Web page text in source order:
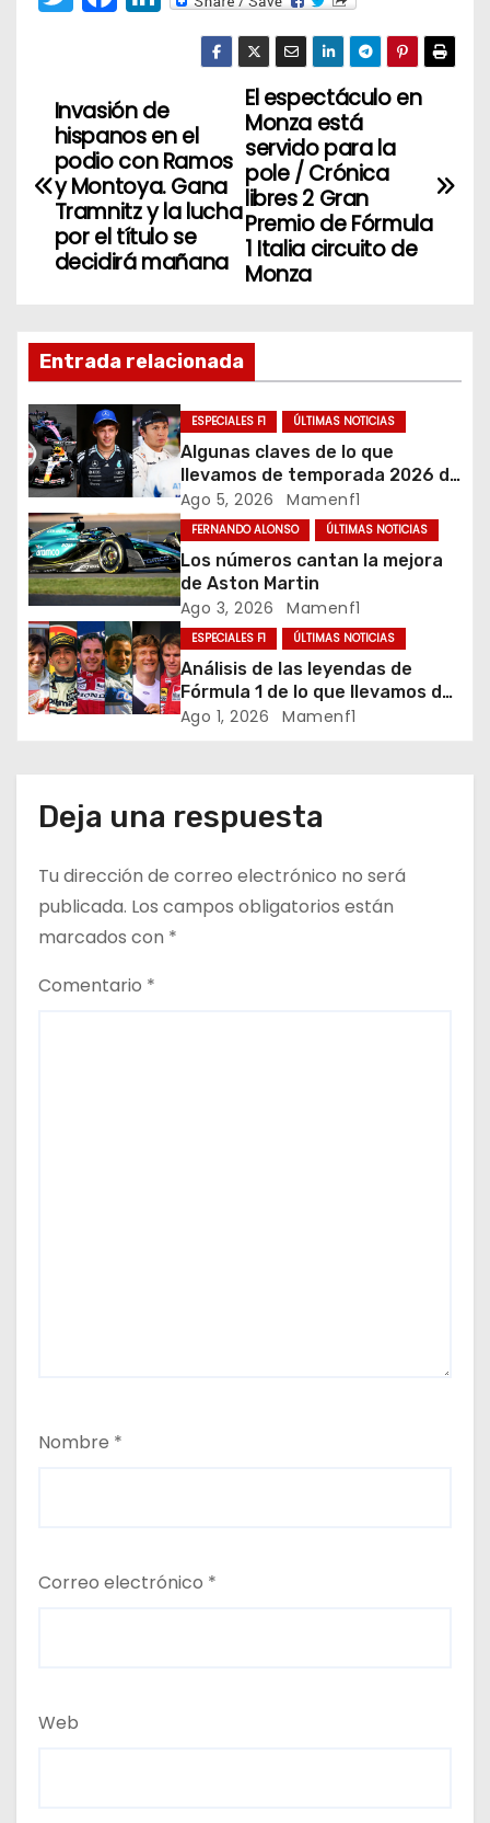
w
er
a
e
b
o
o
k
e
dI
n
N
v
a
c
i
ó
n
d
e
e
n
r
d
a
s
El espectáculo en
Monza está
servido para la
pole / Crónica
libres 2 Gran
Premio de Fórmula
1 Italia circuito de
Monza
Invasión de
hispanos en el
podio con Ramos
y Montoya. Gana
Tramnitz y la lucha
por el título se
decidirá mañana
Entrada relacionada
ESPECIALES F1 ÚLTIMAS NOTICIAS
Algunas claves de lo que
llevamos de temporada 2026 de
Fórmula 1
Ago 5, 2026 Mamenf1
FERNANDO ALONSO ÚLTIMAS NOTICIAS
Los números cantan la mejora
de Aston Martin
Ago 3, 2026 Mamenf1
ESPECIALES F1 ÚLTIMAS NOTICIAS
Análisis de las leyendas de
Fórmula 1 de lo que llevamos de
temporada 2026
Ago 1, 2026 Mamenf1
Deja una respuesta
Tu dirección de correo electrónico no será
publicada. Los campos obligatorios están
marcados con *
Comentario *
Nombre *
Correo electrónico *
Web